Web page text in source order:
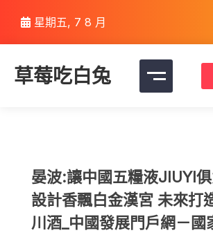
content
星期五, 7 8 月
草莓吃白兔
晏波:讓中國五糧液JIUYI
設計香飄白金漢宮 未來打
川酒_中國發展門戶網－國